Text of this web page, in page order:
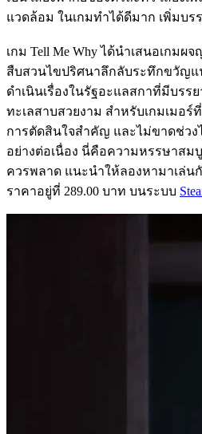
แวดล้อม ในเกมทำได้ดีมาก เพิ่มบร
เกม Tell Me Why ได้นำเสนอเกมผ
สืบสวนไขปริศนาลึกลับระทึกขวัญ
ดำเนินเรื่องในรัฐอะแลสกาที่มีบรร
ทะเลสาบสวยงาม สำหรับเกมเมอร์
การตัดสินใจสำคัญ และไม่ขาดช่วง
อย่างต่อเนื่อง นี่คือความหรรษาส
ควรพลาด แนะนำให้ลองหามาเล่น
ราคาอยู่ที่ 289.00 บาท บนระบบ